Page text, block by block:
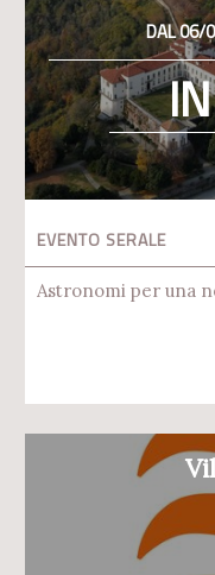
DAL 06/
EVENTO SERALE
Astronomi per una